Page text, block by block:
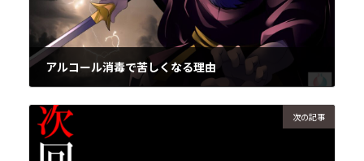
アルコール消毒で苦しくなる理由
次の記事